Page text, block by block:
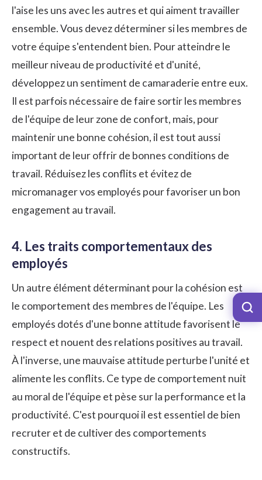
l'aise les uns avec les autres et qui aiment travailler
ensemble. Vous devez déterminer si les membres de
votre équipe s'entendent bien. Pour atteindre le
meilleur niveau de productivité et d'unité,
développez un sentiment de camaraderie entre eux.
Il est parfois nécessaire de faire sortir les membres
de l'équipe de leur zone de confort, mais, pour
maintenir une bonne cohésion, il est tout aussi
important de leur offrir de bonnes conditions de
travail. Réduisez les conflits et évitez de
micromanager vos employés pour favoriser un bon
engagement au travail.
4. Les traits comportementaux des
employés
Un autre élément déterminant pour la cohésion est
le comportement des membres de l'équipe. Les
employés dotés d'une bonne attitude favorisent le
respect et nouent des relations positives au travail.
À l'inverse, une mauvaise attitude perturbe l'unité et
alimente les conflits. Ce type de comportement nuit
au moral de l'équipe et pèse sur la performance et la
productivité. C'est pourquoi il est essentiel de bien
recruter et de cultiver des comportements
constructifs.